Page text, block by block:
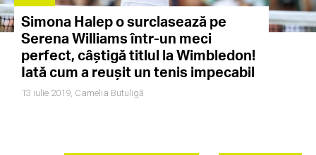
Simona Halep o surclasează pe
Serena Williams într-un meci
perfect, câștigă titlul la Wimbledon!
Iată cum a reușit un tenis impecabil
13 iulie 2019, Camelia Butuligă